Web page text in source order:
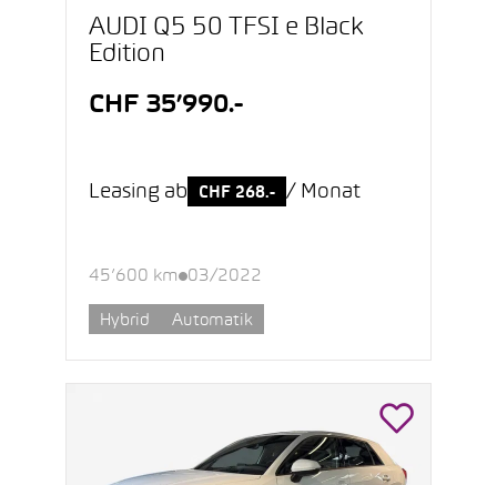
AUDI Q5 50 TFSI e Black
Edition
CHF 35’990.-
Leasing ab CHF 268.- / Monat
45’600 km 03/2022
Hybrid Automatik